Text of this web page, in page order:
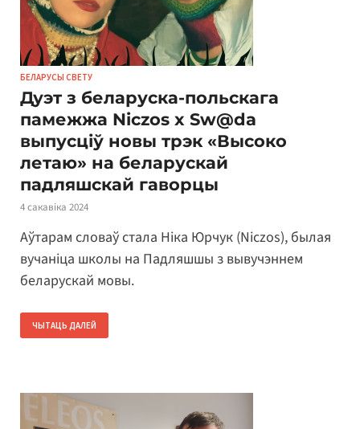
БЕЛАРУСЫ СВЕТУ
Дуэт з беларуска-польскага
памежжа Niczos x Sw@da
выпусціў новы трэк «Высоко
летаю» на беларускай
падляшскай гаворцы
4 сакавіка 2024
Аўтарам словаў стала Ніка Юрчук (Niczos), былая
вучаніца школы на Падляшшы з вывучэннем
беларускай мовы.
ЧЫТАЦЬ ДАЛЕЙ